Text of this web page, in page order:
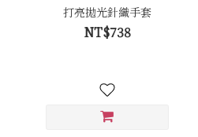
打亮拋光針織手套
NT$738